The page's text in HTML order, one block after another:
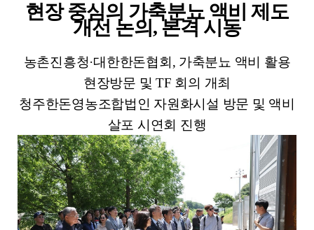
작
성
일
작
성
자
현장 중심의 가축분뇨 액비 제도
개선 논의, 본격 시동
농촌진흥청·대한한돈협회 , 가축분뇨 액비 활용
현장방문 및TF 회의 개최
청주한돈영농조합법인 자원화시설 방문 및 액비
살포 시연회 진행